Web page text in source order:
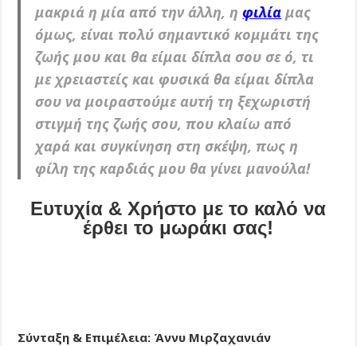
μακριά η μία από την άλλη, ηφιλία μας
όμως, είναι πολύ σημαντικό κομμάτι της
ζωής μου και θα είμαι δίπλα σου σε ό, τι
με χρειαστείς και φυσικά θα είμαι δίπλα
σου να μοιραστούμε αυτή τη ξεχωριστή
στιγμή της ζωής σου, που κλαίω από
χαρά και συγκίνηση στη σκέψη, πως η
φίλη της καρδιάς μου θα γίνει μανούλα!
Ευτυχία & Χρήστο με το καλό να
έρθει το μωράκι σας!
Σύνταξη & Επιμέλεια: Άννυ Μιρζαχανιάν